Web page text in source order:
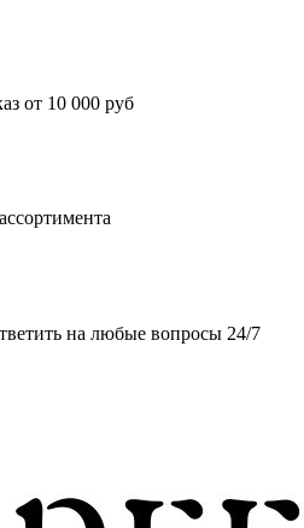
от 10 000 руб
на любые вопросы 24/7